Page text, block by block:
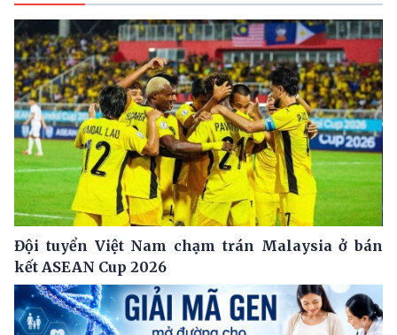
Đội tuyển Việt Nam chạm trán Malaysia ở bán
kết ASEAN Cup 2026